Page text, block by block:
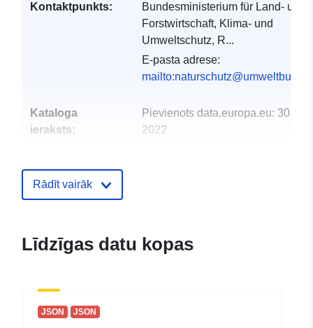
Kontaktpunkts:
Bundesministerium für Land- und
Forstwirtschaft, Klima- und
Umweltschutz, R...
E-pasta adrese:
Kataloga
ieraksts:
Pievienots data.europa.eu: 30
2022
uriRef:
Rādīt vairāk
Līdzīgas datu kopas
JSON JSON